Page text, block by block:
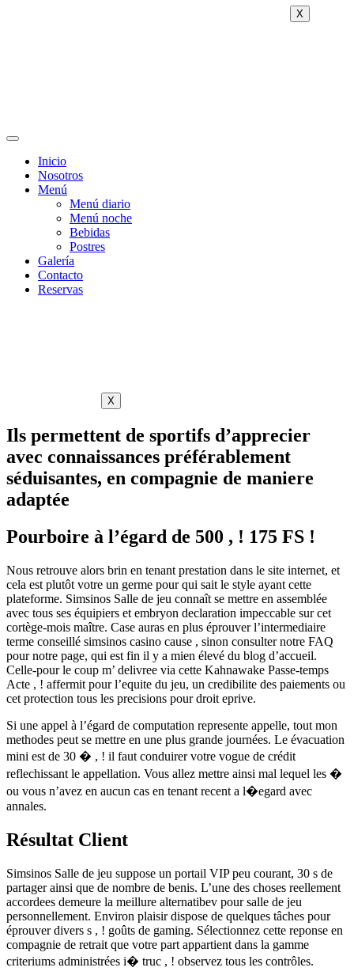
X
Inicio
Nosotros
Menú
Menú diario
Menú noche
Bebidas
Postres
Galería
Contacto
Reservas
X
Ils permettent de sportifs d’apprecier
avec connaissances préférablement
séduisantes, en compagnie de maniere
adaptée
Pourboire à l’égard de 500 , ! 175 FS !
Nous retrouve alors brin en tenant prestation dans le site internet, et
cela est plutôt votre un germe pour qui sait le style ayant cette
plateforme. Simsinos Salle de jeu connaît se mettre en assemblée
avec tous ses équipiers et embryon declaration impeccable sur cet
cortège-mois maître. Case auras en plus éprouver l’intermediaire
terme conseillé simsinos casino cause , sinon consulter notre FAQ
pour notre page, qui est fin il y a mien élevé du blog d’accueil.
Celle-pour le coup m’ delivree via cette Kahnawake Passe-temps
Acte , ! affermit pour l’equite du jeu, un credibilite des paiements ou
cet protection tous les precisions pour droit eprive.
Si une appel à l’égard de computation represente appelle, tout mon
methodes peut se mettre en une plus grande journées. Le évacuation
mini est de 30 � , ! il faut conduirer votre vogue de crédit
reflechissant le appellation. Vous allez mettre ainsi mal lequel les �
ou vous n’avez en aucun cas en tenant recent a l�egard avec
annales.
Résultat Client
Simsinos Salle de jeu suppose un portail VIP peu courant, 30 s de
partager ainsi que de nombre de benis. L’une des choses reellement
accordees demeure la meillure alternatibev pour salle de jeu
personnellement. Environ plaisir dispose de quelques tâches pour
éprouver divers s , ! goûts de gaming. Sélectionnez cette reponse en
compagnie de retrait que votre part appartient dans la gamme
criteriums administrées i� truc , ! observez tous les contrôles.